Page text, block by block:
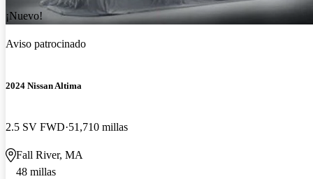
¡Nuevo!
Aviso patrocinado
2024 Nissan Altima
2.5 SV FWD 51,710 millas
Fall River, MA
48 millas